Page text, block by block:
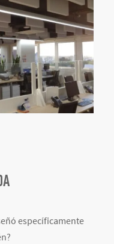
específicamente